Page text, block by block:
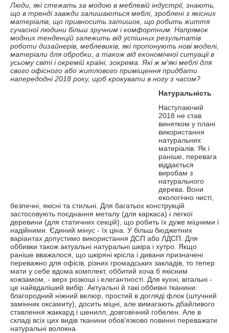
Люди, які стежать за модою в меблевій індустрії, знають,
що в тренді завжди залишаються меблі, зроблені з якісних
матеріалів, що привносить затишок, що робить життя
сучасної людини більш зручним і комфортним. Напрямок
модних тенденцій залежить від успішних результатів
роботи дизайнерів, меблевиків, які пропонують нові моделі,
матеріали для обробки, а також від економічної ситуації в
усьому світі і окремій країні, зокрема. Які ж м'які меблі для
свого офісного або житлового приміщення придбати
напередодні 2018 року, щоб крокувати в ногу з часом?
Натуральність
Наступаючий
2018 не став
винятком у плані
використання
натуральних
матеріалів. Як і
раніше, перевага
віддається
виробам з
натурального
дерева. Вони
екологічно чисті,
безпечні, якісні та стильні. Для багатьох конструкцій
застосовують поєднання металу (для каркаса) і легкої
деревини (для статичних секцій), що робить їх дуже міцними і
надійними. Єдиний мінус - їх ціна. У більш бюджетних
варіантах допустимо використання ДСП або ЛДСП. Для
оббивки також актуальні натуральні шкіра і хутро. Якщо
раніше вважалося, що шкіряні крісла і дивани призначені
переважно для офісів, різних громадських закладів, то тепер
мати у себе вдома комплект, оббитий хоча б якісним
кожзамом, - верх розкоші і елегантності. Для кухні, вітальні -
це найвдаліший вибір. Актуальні й такі оббивні тканини:
благородний ніжний велюр, простий в догляді флок (штучний
замінник оксамиту), досить міцні, але вимагають дбайливого
ставлення жаккард і шенилл, довговічний гобелен. Але в
складі всіх цих видів тканини обов'язково повинні переважати
натуральні волокна.